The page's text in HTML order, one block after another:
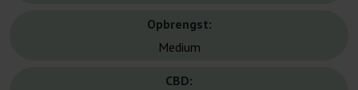
Opbrengst:
Medium
CBD: